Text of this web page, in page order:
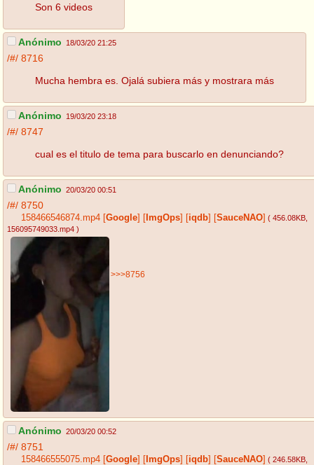
Son 6 videos
Anónimo 18/03/20 21:25
/#/ 8716
Mucha hembra es. Ojalá subiera más y mostrara más
Anónimo 19/03/20 23:18
/#/ 8747
cual es el titulo de tema para buscarlo en denunciando?
Anónimo 20/03/20 00:51
/#/ 8750
158466546874.mp4 [Google] [ ImgOps] [iqdb] [SauceNAO] ( 456.08KB
156095749033.mp4 )
>>>8756
Anónimo 20/03/20 00:52
/#/ 8751
158466555075.mp4 [Google] [ ImgOps] [iqdb] [SauceNAO] ( 246.58KB